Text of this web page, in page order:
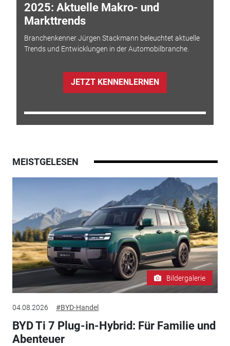
2025: Aktuelle Makro- und
Markttrends
Branchenkenner Jürgen Stackmann beleuchtet aktuelle
Trends und Entwicklungen in der Automobilbranche.
JETZT KENNENLERNEN
MEISTGELESEN
Bildergalerie
04.08.2026 #BYD-Handel
BYD Ti 7 Plug-in-Hybrid: Für Familie und
Abenteuer